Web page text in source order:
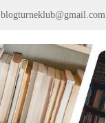
blogturneklub@gmail.com